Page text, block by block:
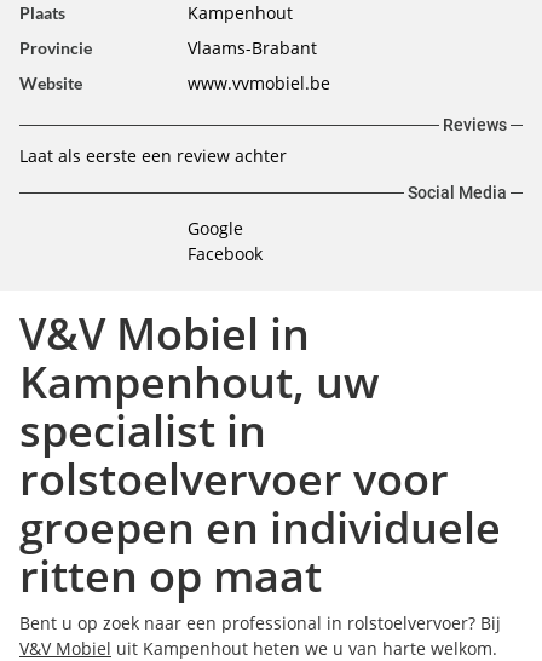
Plaats Kampenhout
Provincie Vlaams-Brabant
Website www.vvmobiel.be
Reviews
Laat als eerste een review achter
Social Media
Google
Facebook
V&V Mobiel in
Kampenhout, uw
specialist in
rolstoelvervoer voor
groepen en individuele
ritten op maat
Bent u op zoek naar een professional in rolstoelvervoer? Bij
V&V Mobiel uit Kampenhout heten we u van harte welkom.